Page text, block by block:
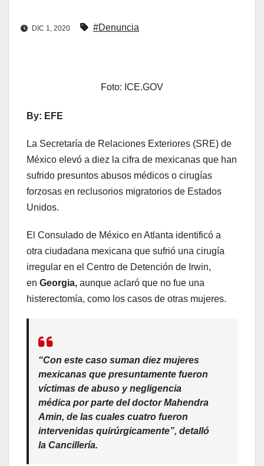
DIC 1, 2020 #Denuncia
Foto: ICE.GOV
By: EFE
La Secretaría de Relaciones Exteriores (SRE) de
México elevó a diez la cifra de mexicanas que han
sufrido presuntos abusos médicos o cirugías
forzosas en reclusorios migratorios de Estados
Unidos.
El Consulado de México en Atlanta identificó a
otra ciudadana mexicana que sufrió una cirugía
irregular en el Centro de Detención de Irwin,
en Georgia, aunque aclaró que no fue una
histerectomía, como los casos de otras mujeres.
“Con este caso suman diez mujeres
mexicanas que presuntamente fueron
víctimas de abuso y negligencia
médica por parte del doctor Mahendra
Amin, de las cuales cuatro fueron
intervenidas quirúrgicamente”, detalló
la Cancillería.